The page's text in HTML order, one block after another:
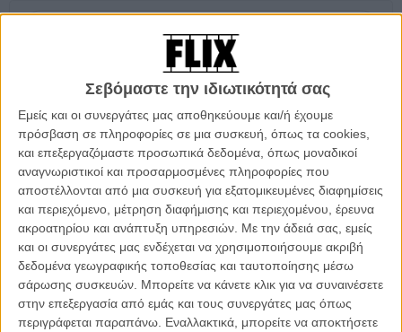
Σεβόμαστε την ιδιωτικότητά σας
Εμείς και οι συνεργάτες μας αποθηκεύουμε και/ή έχουμε
πρόσβαση σε πληροφορίες σε μια συσκευή, όπως τα cookies,
και επεξεργαζόμαστε προσωπικά δεδομένα, όπως μοναδικοί
αναγνωριστικοί και προσαρμοσμένες πληροφορίες που
αποστέλλονται από μια συσκευή για εξατομικευμένες διαφημίσεις
και περιεχόμενο, μέτρηση διαφήμισης και περιεχομένου, έρευνα
ακροατηρίου και ανάπτυξη υπηρεσιών. Με την άδειά σας, εμείς
και οι συνεργάτες μας ενδέχεται να χρησιμοποιήσουμε ακριβή
δεδομένα γεωγραφικής τοποθεσίας και ταυτοποίησης μέσω
σάρωσης συσκευών. Μπορείτε να κάνετε κλικ για να συναινέσετε
στην επεξεργασία από εμάς και τους συνεργάτες μας όπως
περιγράφεται παραπάνω. Εναλλακτικά, μπορείτε να αποκτήσετε
Google
συνάντηση, την πορεία ενός ξεχωριστού ανθρώπου και την ιδέα του
αγώνα του ατόμου ενάντια στο status quo.
Ο σκηνοθέτης Ροβήρος Μανθούλης συναντά, μπροστά στην
κάμερα, τον Ηλία Δημητρακόπουλο, τον 85χρονο, πια,
δημοσιογράφο που εδώ και χρόνια ζει στην Αμερική και συζητούν
εξομολογητικά για την πορεία και τις προσπάθειές του, για το πώς
στράφηκε εναντίον της Δικτατορίας των Συνταγματαρχών, τα έβαλε
με τη CIA, αποκάλυψε την εμπλοκή της Ελλάδας στο σκάνδαλο
Γουότεργκεϊτ και πέρασε τη ζωή του αναζητώντας την αλήθεια και
παλεύοντας για τη δικαιοσύνη.